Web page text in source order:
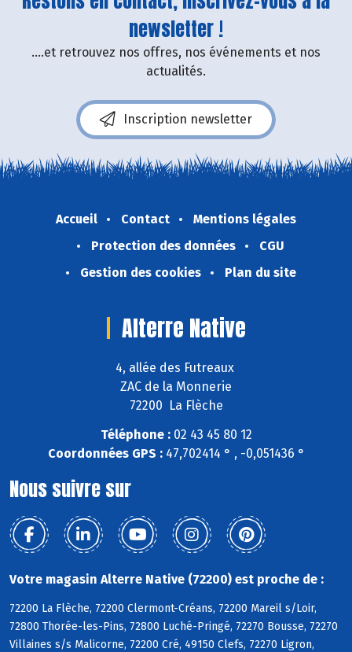
newsletter !
....et retrouvez nos offres, nos événements et nos
actualités.
Inscription newsletter
Accueil Contact
Mentions légales
Protection des données
CGU
Gestion des cookies
Plan du site
Alterre Native
4, allée des Futreaux
ZAC de la Monnerie
72200 La Flèche
Téléphone :02 43 45 80 12
Coordonnées GPS :47,702414 ° , -0,051436 °
Nous suivre sur
Votre magasin Alterre Native (72200) est proche de :
72200 La Flèche, 72200 Clermont-Créans, 72200 Mareil s/Loir,
72800 Thorée-les-Pins, 72800 Luché-Pringé, 72270 Bousse, 72270
Villaines s/s Malicorne, 72200 Cré, 49150 Clefs, 72270 Ligron,